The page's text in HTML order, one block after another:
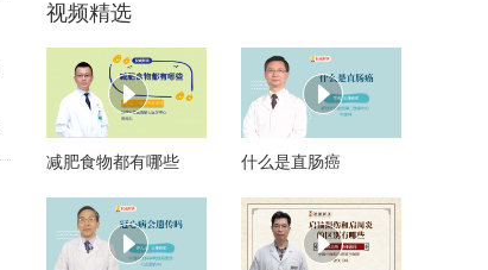
视频精选
减肥食物都有哪些 什么是直肠癌